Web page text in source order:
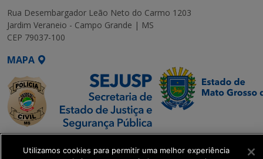
Rua Desembargador Leão Neto do Carmo 1203
Jardim Veraneio - Campo Grande | MS
CEP 79037-100
MAPA
Utilizamos cookies para permitir uma melhor experiência